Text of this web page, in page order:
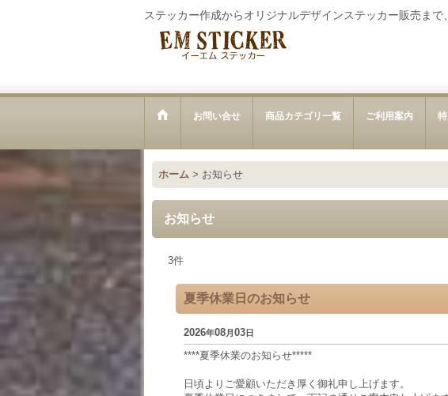
ステッカー作成からオリジナルデザインステッカー販売まで
お問い合せ 商品カテゴリ一覧 ご利用案内
ホーム > お知らせ
お知らせ
3件
夏季休業日のお知らせ
2026年08月03日
****夏季休業のお知らせ*****
日頃よりご愛顧いただき厚く御礼申し上げます。